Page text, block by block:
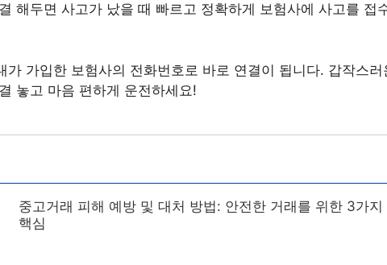
해두면 사고가 났을 때 빠르고 정확하게 보험사에 사고를 접
가 가입한 보험사의 전화번호로 바로 연결이 됩니다. 갑작스러
놓고 마음 편하게 운전하세요!
중고거래 피해 예방 및 대처 방법: 안전한 거래를 위한 3가지
핵심